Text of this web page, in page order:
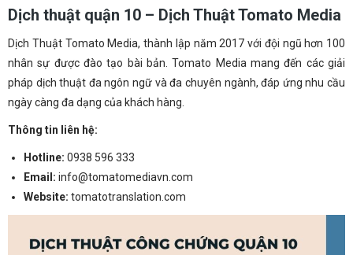
Dịch thuật quận 10 – Dịch Thuật Tomato Media
Dịch Thuật Tomato Media, thành lập năm 2017 với đội ngũ hơn 100
nhân sự được đào tạo bài bản. Tomato Media mang đến các giải
pháp dịch thuật đa ngôn ngữ và đa chuyên ngành, đáp ứng nhu cầu
ngày càng đa dạng của khách hàng.
Thông tin liên hệ:
Hotline: 0938 596 333
Email: info@tomatomediavn.com
Website: tomatotranslation.com